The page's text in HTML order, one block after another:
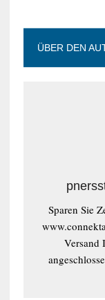
ÜBER DEN
Sparen Sie
Versand